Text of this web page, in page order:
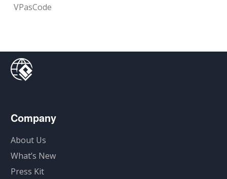
VPasCode
Company
About Us
What’s New
Press Kit